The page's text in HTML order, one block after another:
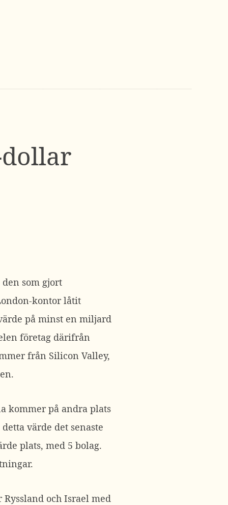
som gjort
kontor låtit
på minst en miljard
företag därifrån
från Silicon Valley,
kommer på andra plats
värde det senaste
plats, med 5 bolag.
och Israel med